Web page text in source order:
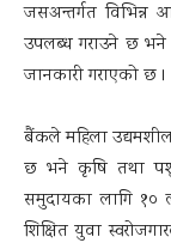
जसअन्तर्गत
उपलब्ध गराउने छ भने
जानकारी गराएको छ ।
बैंकले महिला
छ भने कृषि तथा
समुदायका लागि १०
शिक्षित युवा